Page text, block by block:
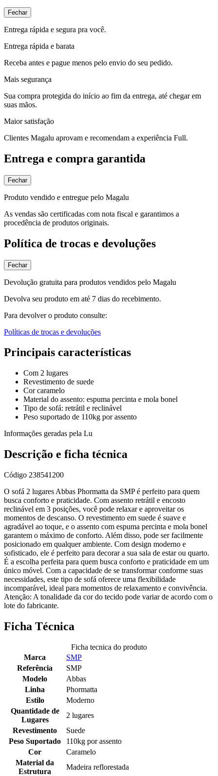
Fechar
Entrega rápida e segura pra você.
Entrega rápida e barata
Receba antes e pague menos pelo envio do seu pedido.
Mais segurança
Sua compra protegida do início ao fim da entrega, até chegar em
suas mãos.
Maior satisfação
Clientes Magalu aprovam e recomendam a experiência Full.
Entrega e compra garantida
Fechar
Produto vendido e entregue pelo Magalu
As vendas são certificadas com nota fiscal e garantimos a
procedência de produtos originais.
Política de trocas e devoluções
Fechar
Devolução gratuita para produtos vendidos pelo Magalu
Devolva seu produto em até 7 dias do recebimento.
Para devolver o produto consulte:
Políticas de trocas e devoluções
Principais características
Com 2 lugares
Revestimento de suede
Cor caramelo
Material do assento: espuma percinta e mola bonel
Tipo de sofá: retrátil e reclinável
Peso suportado de 110kg por assento
Informações geradas pela Lu
Descrição e ficha técnica
Código 238541200
O sofá 2 lugares Abbas Phormatta da SMP é perfeito para quem
busca conforto e praticidade. Com assento retrátil e encosto
reclinável em 3 posições, você pode relaxar e aproveitar os
momentos de descanso. O revestimento em suede é suave e
agradável ao toque, e o assento com espuma percinta e mola bonel
garantem o máximo de conforto. Além disso, pode ser facilmente
posicionado em qualquer ambiente. Com design moderno e
sofisticado, ele é perfeito para decorar a sua sala de estar ou quarto.
É a escolha perfeita para quem busca conforto e praticidade em um
único móvel. Com a capacidade de se transformar conforme suas
necessidades, este tipo de sofá oferece uma flexibilidade
incomparável, ideal para momentos de relaxamento e convivência.
Atenção: A tonalidade da cor do tecido pode variar de acordo com o
lote do fabricante.
Ficha Técnica
Ficha tecnica do produto
Marca
SMP
Referência
SMP
Modelo
Abbas
Linha
Phormatta
Estilo
Moderno
Quantidade de
Lugares
2 lugares
Revestimento
Suede
Peso Suportado
110kg por assento
Cor
Caramelo
Material da
Estrutura
Madeira reflorestada